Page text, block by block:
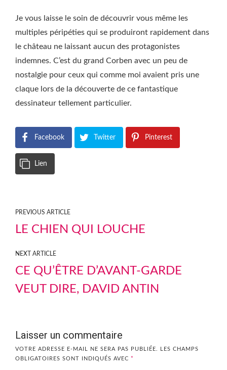
Je vous laisse le soin de découvrir vous même les
multiples péripéties qui se produiront rapidement dans
le château ne laissant aucun des protagonistes
indemnes. C’est du grand Corben avec un peu de
nostalgie pour ceux qui comme moi avaient pris une
claque lors de la découverte de ce fantastique
dessinateur tellement particulier.
Facebook Twitter Pinterest
Lien
PREVIOUS ARTICLE
LE CHIEN QUI LOUCHE
NEXT ARTICLE
CE QU’ÊTRE D’AVANT-GARDE
VEUT DIRE, DAVID ANTIN
Laisser un commentaire
VOTRE ADRESSE E-MAIL NE SERA PAS PUBLIÉE.
LES CHAMPS
OBLIGATOIRES SONT INDIQUÉS AVEC *